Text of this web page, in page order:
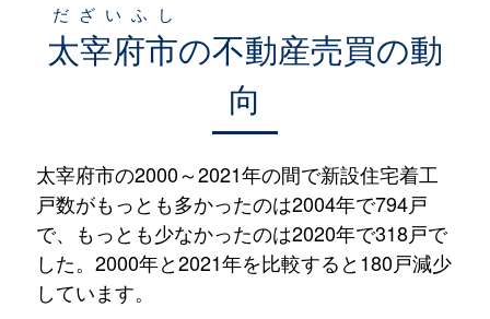
太宰府市
だざいふし
の不動産売買の動
向
太宰府市の2000～2021年の間で新設住宅着工
戸数がもっとも多かったのは2004年で794戸
で、もっとも少なかったのは2020年で318戸で
した。2000年と2021年を比較すると180戸減少
しています。